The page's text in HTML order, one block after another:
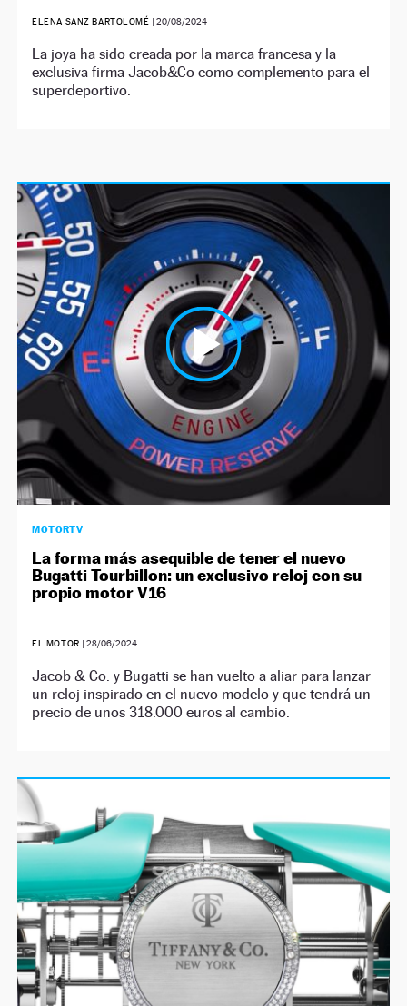
ELENA SANZ BARTOLOMÉ | 20/08/2024
La joya ha sido creada por la marca francesa y la
exclusiva firma Jacob&Co como complemento para el
superdeportivo.
MOTORTV
La forma más asequible de tener el nuevo
Bugatti Tourbillon: un exclusivo reloj con su
propio motor V16
EL MOTOR | 28/06/2024
Jacob & Co. y Bugatti se han vuelto a aliar para lanzar
un reloj inspirado en el nuevo modelo y que tendrá un
precio de unos 318.000 euros al cambio.